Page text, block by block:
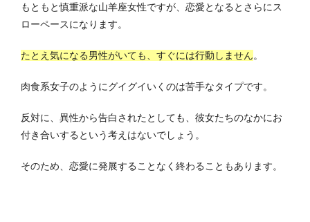
もともと慎重派な山羊座女性ですが、恋愛となるとさらにス
ローペースになります。
たとえ気になる男性がいても、すぐには行動しません。
肉食系女子のようにグイグイいくのは苦手なタイプです。
反対に、異性から告白されたとしても、彼女たちのなかにお
付き合いするという考えはないでしょう。
そのため、恋愛に発展することなく終わることもあります。